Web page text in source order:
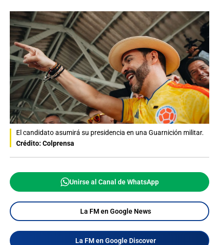
El candidato asumirá su presidencia en una Guarnición militar.
Crédito: Colprensa
Unirse al Canal de WhatsApp
La FM en Google News
La FM en Google Discover